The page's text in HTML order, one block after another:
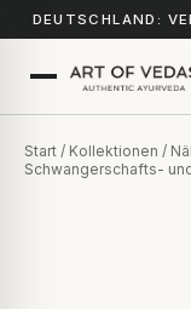
DEUTSCHLAND:
Start / Kollektionen /
Schwangerschafts-